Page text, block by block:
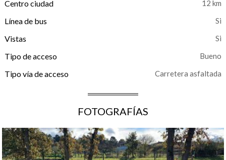
Centro ciudad
12 km
Línea de bus
Vistas
Tipo de acceso
Bueno
Tipo vía de acceso Carretera asfaltada
FOTOGRAFÍAS